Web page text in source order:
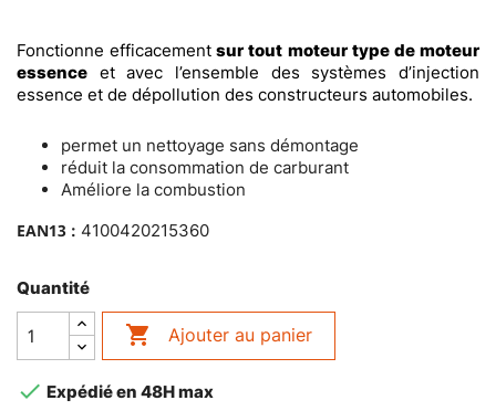
Fonctionne efficacement sur tout moteur type de moteur
essence et avec l’ensemble des systèmes d’injection
essence et de dépollution des constructeurs automobiles.
permet un nettoyage sans démontage
réduit la consommation de carburant
Améliore la combustion
EAN13 : 4100420215360
Quantité
 Ajouter au panier
 Expédié en 48H max